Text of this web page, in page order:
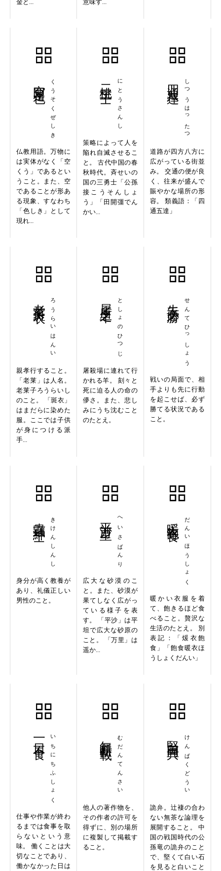
金と... 意味す...
くうそくぜしき
仏教用語。万物に
は実体がなく「空
くう」であるとい
うこと。また、空
であることが形あ
る現象、すなわち
「色しき」として
現れ...
にとうさんし
策略によって人を
陥れ自滅させるこ
と。 古代中国の春
秋時代。斉せいの
国の三勇士「公孫
接こうそんしょ
う」「田開彊でん
かい...
しつうはったつ
道路が四方八方に
広がっている街並
み。 交通の便が良
く、往来が盛んで
賑やかな場所の形
容。 類義語：「四
通五達」
ろうらいはんい
親孝行すること。
「老莱」は人名。
老莱子ろうらいし
のこと。 「斑衣」
はまだらに染めた
服。ここでは子供
が身につける派
手...
としょのひつじ
屠殺場に連れて行
かれる羊。 刻々と
死に迫る人の命の
儚さ。また、悲し
みにうち沈むこと
のたとえ。
せんてひっしょう
戦いの局面で、相
手よりも先に行動
を起こせば、必ず
勝てる状況である
こと。
きけんしんし
身分が高く教養が
あり、礼儀正しい
男性のこと。
へいさばんり
広大な砂漠のこ
と。また、砂漠が
果てしなく広がっ
ている様子を表
す。 「平沙」は平
坦で広大な砂原の
こと。 「万里」は
遥か...
だんいほうしょく
暖かい衣服を着
て、飽きるほど食
べること。贅沢な
生活のたとえ。 別
表記：「煖衣飽
食」「飽食暖衣ほ
うしょくだんい」
いちにちふしょく
一日不食
仕事や作業が終わ
るまでは食事を取
らないという意
味。 働くことは大
切なことであり、
働かなかった日は
むだんてんさい
他人の著作物を、
その作者の許可を
得ずに、別の場所
に複製して掲載す
ること。
けんぱくどうい
詭弁。辻褄の合わ
ない無茶な論理を
展開すること。 中
国の戦国時代の公
孫竜の詭弁のこと
で、堅くて白い石
を見ると白いこと